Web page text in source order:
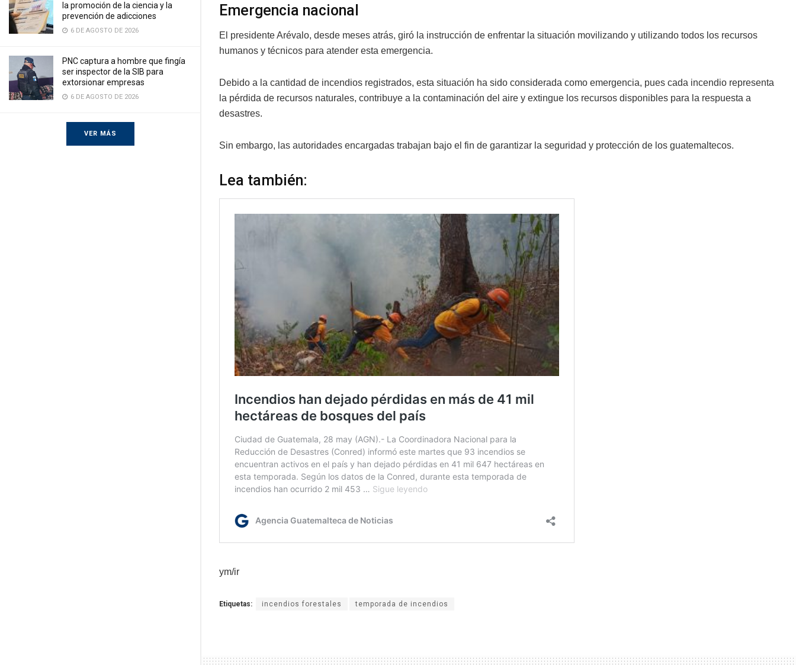
la promoción de la ciencia y la
prevención de adicciones
6 DE AGOSTO DE 2026
PNC captura a hombre que fingía
ser inspector de la SIB para
extorsionar empresas
6 DE AGOSTO DE 2026
VER MÁS
Emergencia nacional
El presidente Arévalo, desde meses atrás, giró la instrucción de enfrentar la situación movilizando y utilizando todos los recursos
humanos y técnicos para atender esta emergencia.
Debido a la cantidad de incendios registrados, esta situación ha sido considerada como emergencia, pues cada incendio representa
la pérdida de recursos naturales, contribuye a la contaminación del aire y extingue los recursos disponibles para la respuesta a
desastres.
Sin embargo, las autoridades encargadas trabajan bajo el fin de garantizar la seguridad y protección de los guatemaltecos.
Lea también:
ym/ir
Etiquetas: incendios forestales temporada de incendios